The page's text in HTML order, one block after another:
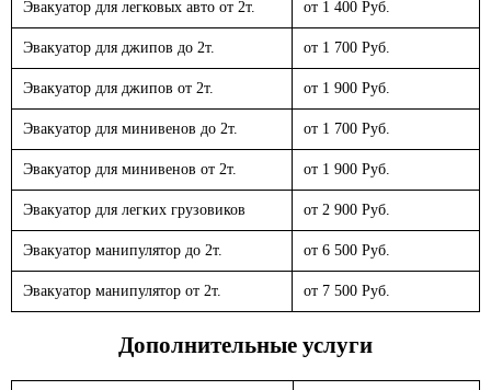
Эвакуатор для легковых авто от 2т. от 1 400 Руб.
Эвакуатор для джипов до 2т. от 1 700 Руб.
Эвакуатор для джипов от 2т. от 1 900 Руб.
Эвакуатор для минивенов до 2т. от 1 700 Руб.
Эвакуатор для минивенов от 2т. от 1 900 Руб.
Эвакуатор для легких грузовиков от 2 900 Руб.
Эвакуатор манипулятор до 2т. от 6 500 Руб.
Эвакуатор манипулятор от 2т. от 7 500 Руб.
Дополнительные услуги